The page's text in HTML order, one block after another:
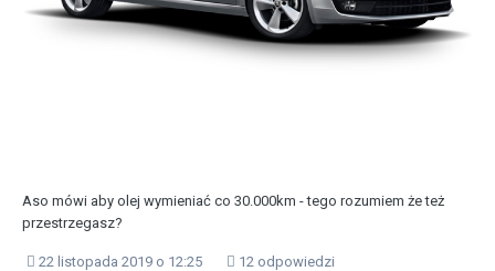
Aso mówi aby olej wymieniać co 30.000km - tego rozumiem że też
przestrzegasz?
22 listopada 2019 o 12:25 12 odpowiedzi